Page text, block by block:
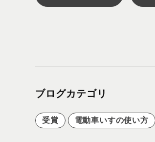
ブログカテゴリ
受賞 電動車いすの使い方